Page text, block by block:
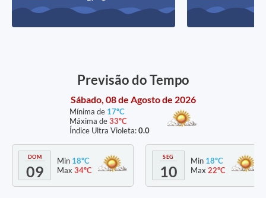
Previsão do Tempo
Sábado, 08 de Agosto de 2026
Mínima de 17ºC
Máxima de33ºC
Índice Ultra Violeta:0.0
DOM
09
Min 18ºC
Max 34ºC
SEG
10
Min 18ºC
Max 22ºC